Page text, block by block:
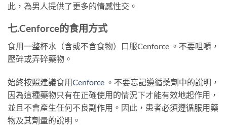
此，為男人提供了更多的情感性交。
七.Cenforce的食用方式
食用一整杯水（含或不含食物）口服Cenforce 。不要咀嚼，
壓碎或弄碎藥物。
始終按照建議食用Cenforce 。不要忘記遵循藥劑中的說明，
因為這種藥物只有在正確使用的情況下才能有效地起作用，
並且不會產生任何不良副作用。因此，患者必須遵循服用藥
物及其劑量的說明。